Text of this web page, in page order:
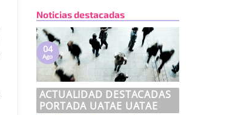
Noticias destacadas
ACTUALIDAD DESTACADAS
PORTADA UATAE UATAE
04
Ago